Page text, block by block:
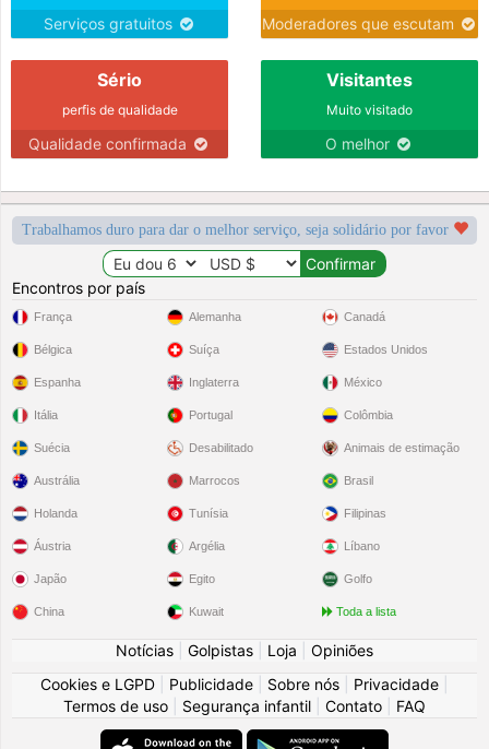
Serviços gratuitos Moderadores que escutam
Sério
perfis de qualidade
Qualidade confirmada
Visitantes
Muito visitado
O melhor
Trabalhamos duro para dar o melhor serviço, seja solidário por favor
Encontros por país
França
Bélgica
Espanha
Itália
Suécia
Alemanha
Suíça
Inglaterra
Portugal
Desabilitado
Canadá
Estados Unidos
México
Colômbia
Animais de estimação
Austrália
Holanda
Áustria
Japão
China
Marrocos
Tunísia
Argélia
Egito
Kuwait
Brasil
Filipinas
Líbano
Golfo
Toda a lista
Notícias Golpistas Loja
Opiniões
Cookies e LGPD
Publicidade Sobre nós Privacidade
Termos de uso
Segurança infantil Contato FAQ